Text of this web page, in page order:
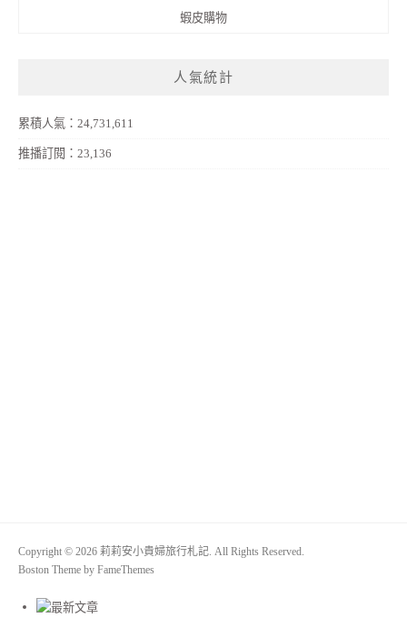
蝦皮購物
人氣統計
累積人氣：24,731,611
推播訂閱：23,136
Copyright © 2026 莉莉安小貴婦旅行札記. All Rights Reserved.
Boston Theme by FameThemes